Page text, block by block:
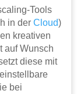
Tools
in derCloud)
kreativen
auf Wunsch
diese mit
bei